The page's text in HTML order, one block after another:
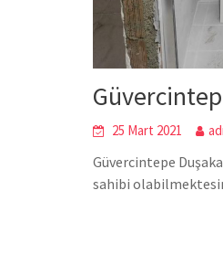
25 Mart 2021
Güvercintepe
sahibi